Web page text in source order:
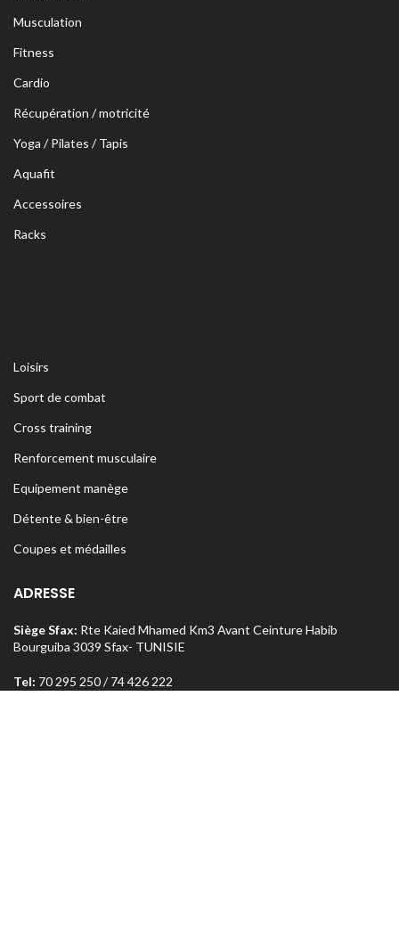
Musculation
Fitness
Cardio
Récupération / motricité
Yoga / Pilates / Tapis
Aquafit
Accessoires
Racks
Loisirs
Sport de combat
Cross training
Renforcement musculaire
Equipement manège
Détente & bien-être
Coupes et médailles
ADRESSE
Siège Sfax: Rte Kaied Mhamed Km3 Avant Ceinture Habib
Bourguiba 3039 Sfax- TUNISIE
Tel: 70 295 250 / 74 426 222